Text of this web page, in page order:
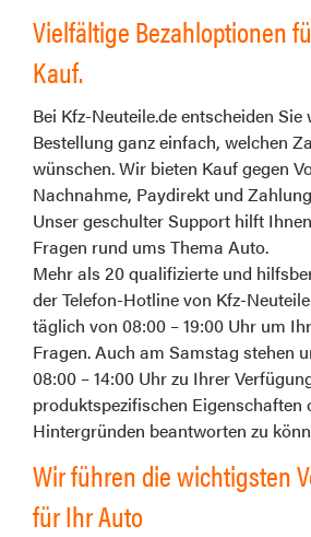
Vielfältige Bezahloptionen
Kauf.
Bei Kfz-Neuteile.de entscheiden
Bestellung ganz einfach, welchen
wünschen. Wir bieten Kauf gegen
Nachnahme, Paydirekt und
Unser geschulter Support hilft
Fragen rund ums Thema Auto.
Mehr als 20 qualifizierte und
der Telefon-Hotline von Kfz-
täglich von 08:00 – 19:00 Uhr um
Fragen. Auch am Samstag stehen
08:00 – 14:00 Uhr zu Ihrer
produktspezifischen Eigenschaften
Hintergründen beantworten zu
Wir führen die wichtigsten
für Ihr Auto